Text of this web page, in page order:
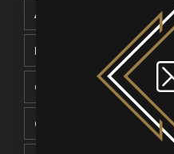
ACCORHOTELS
BOURSE BURBERRY
CHINE
COSMÉTIQUES